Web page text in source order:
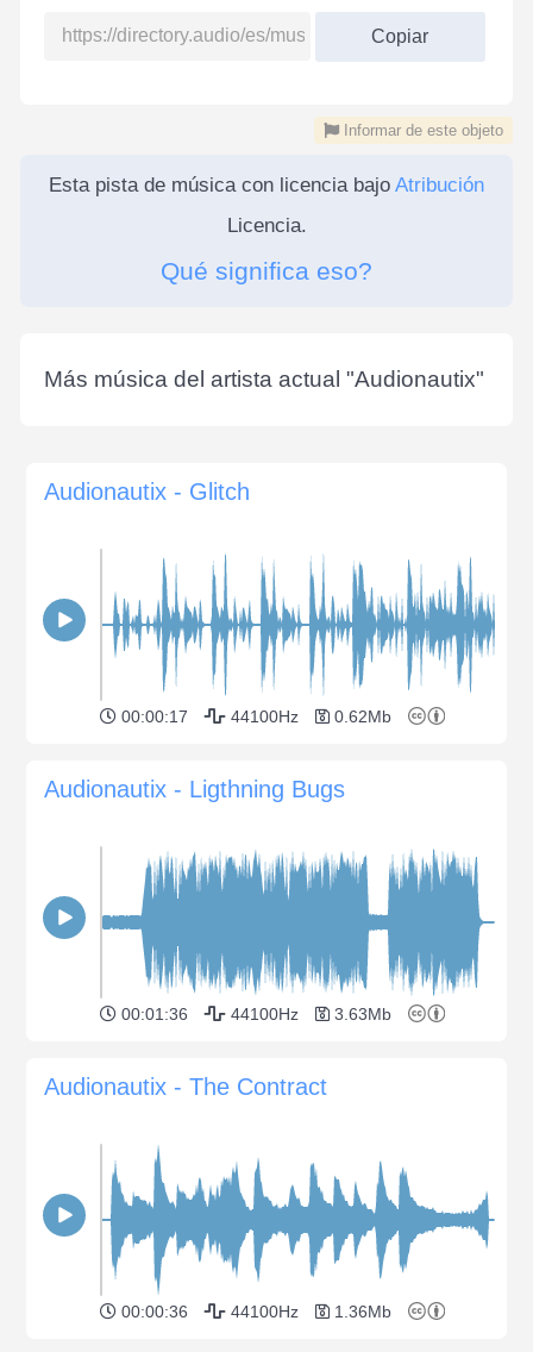
Copiar
Informar de este objeto
Esta pista de música con licencia bajo Atribución
Licencia.
Qué significa eso?
Más música del artista actual "Audionautix"
Audionautix - Glitch
00:00:17 44100Hz 0.62Mb
Audionautix - Ligthning Bugs
00:01:36 44100Hz 3.63Mb
Audionautix - The Contract
00:00:36 44100Hz 1.36Mb